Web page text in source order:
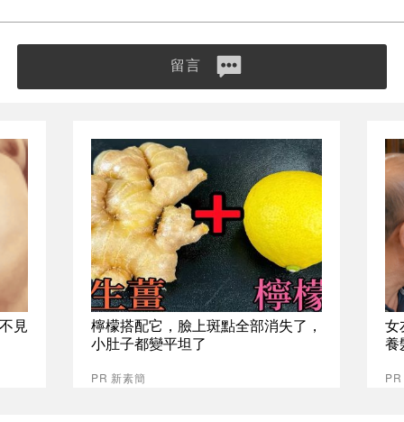
留言
見
檸檬搭配它，臉上斑點全部消失了，
小肚子都變平坦了
PR 新素簡
女
養